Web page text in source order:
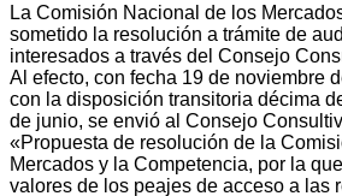
La Comisión Nacional de los
sometido la resolución a trámite de
interesados a través del Consejo
Al efecto, con fecha 19 de noviembre
con la disposición transitoria décima
de junio, se envió al Consejo
«Propuesta de resolución de la
Mercados y la Competencia, por la
valores de los peajes de acceso a las